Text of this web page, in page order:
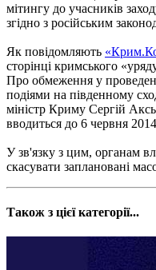
мітингу до учасників
згідно з російським
Як повідомляють
сторінці кримського
Про обмеження у
подіями на південному
міністр Криму Сергій
вводиться до 6 червня
У зв'язку з цим, органам
скасувати заплановані
Також з цієї категорії...